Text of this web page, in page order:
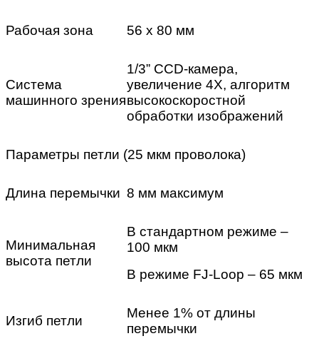
Рабочая зона 56 х 80 мм
Система
машинного зрения
1/3” CCD-камера,
увеличение 4Х, алгоритм
высокоскоростной
обработки изображений
Параметры петли (25 мкм проволока)
Длина перемычки 8 мм максимум
Минимальная
высота петли
В стандартном режиме –
100 мкм
В режиме FJ-Loop – 65 мкм
Изгиб петли
Менее 1% от длины
перемычки